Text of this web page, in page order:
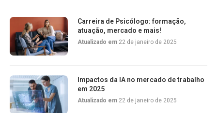
Carreira de Psicólogo: formação,
atuação, mercado e mais!
Atualizado em 22 de janeiro de 2025
Impactos da IA no mercado de trabalho
em 2025
Atualizado em 22 de janeiro de 2025